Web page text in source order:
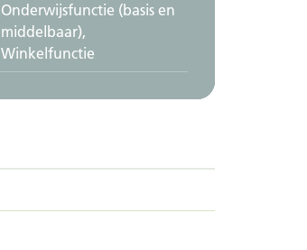
Onderwijsfunctie (basis en
middelbaar),
Winkelfunctie